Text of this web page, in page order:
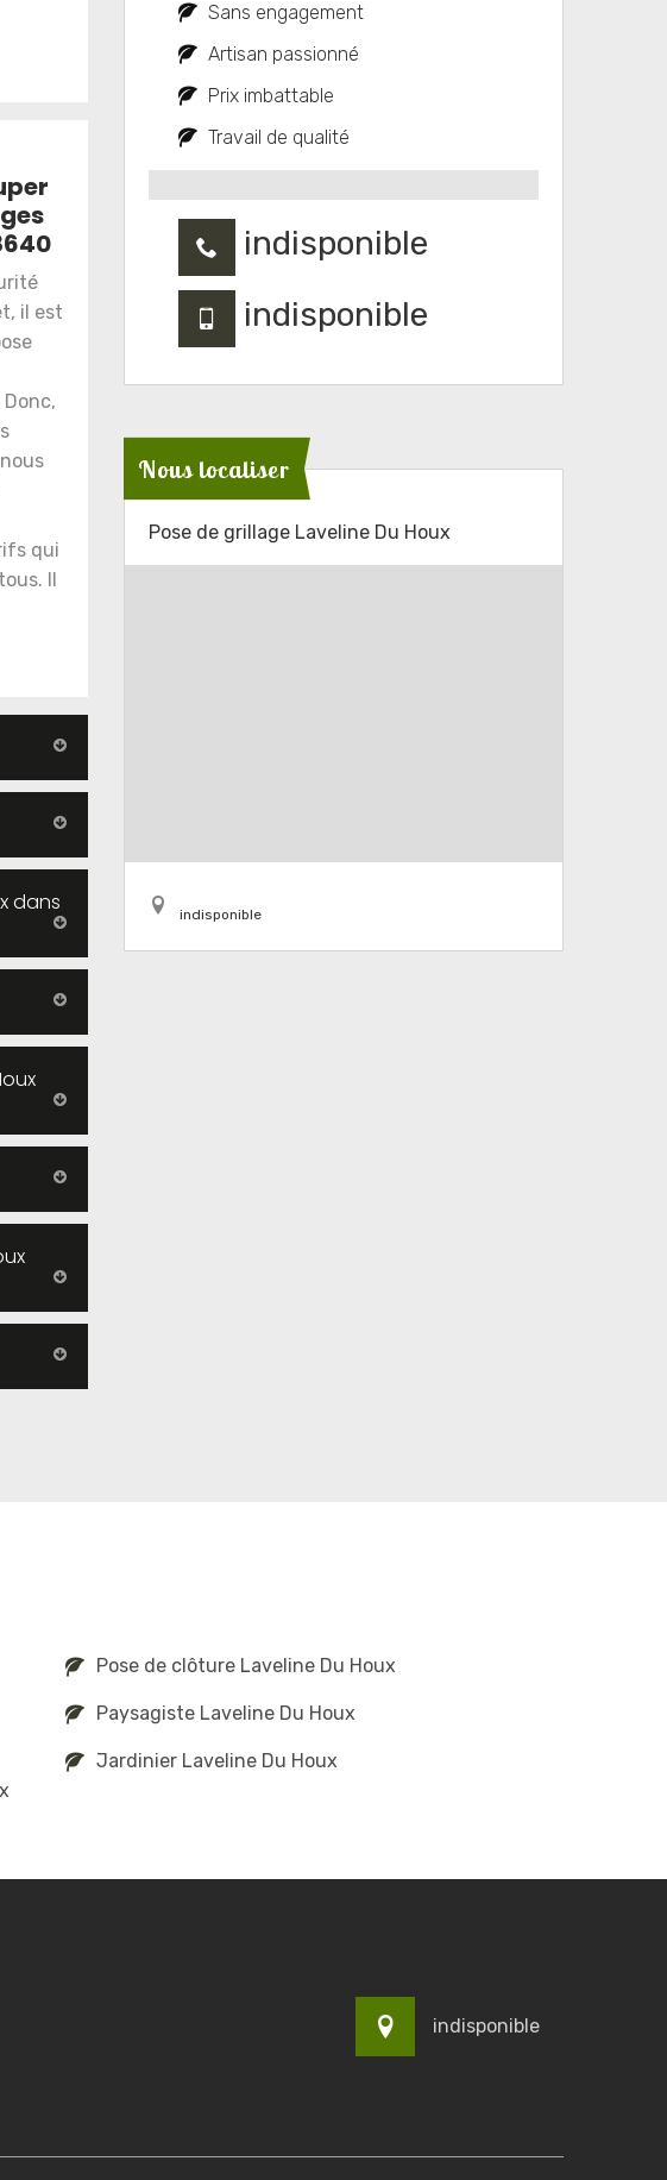
il est
qui
Il
dans
Sans engagement
Artisan passionné
Prix imbattable
Travail de qualité
indisponible
indisponible
Nous localiser
Pose de grillage Laveline Du Houx
indisponible
Pose de clôture Laveline Du Houx
Paysagiste Laveline Du Houx
Jardinier Laveline Du Houx
indisponible